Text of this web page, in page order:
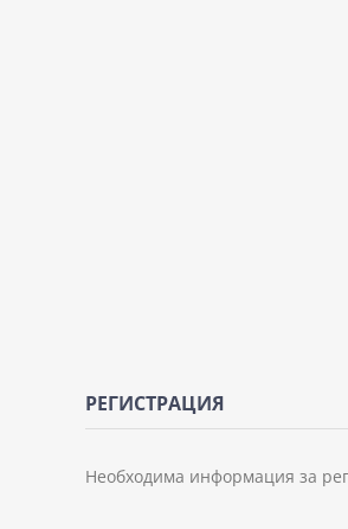
РЕГИСТРАЦИЯ
Необходима информация за